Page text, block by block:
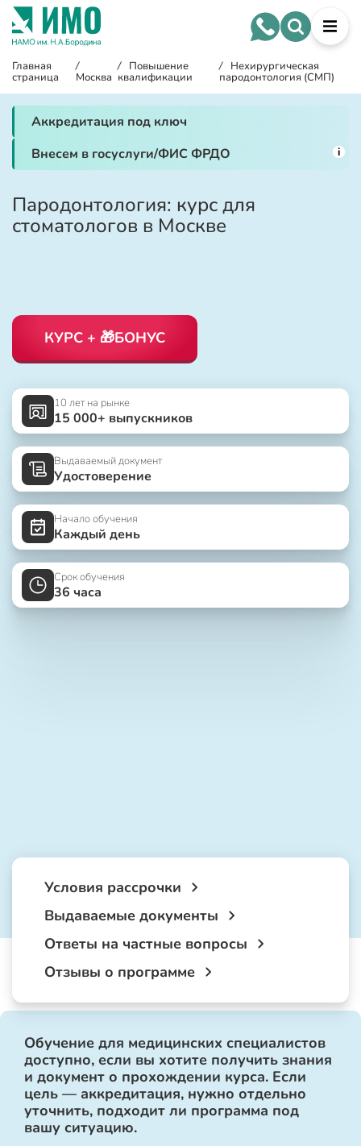
Главная
страница
/
Москва
/ Повышение
квалификации
/ Нехирургическая
пародонтология (СМП)
Аккредитация под ключ
Внесем в госуслуги/ФИС ФРДО
i
Пародонтология: курс для
стоматологов в Москве
КУРС + 🎁БОНУС
10 лет на рынке
15 000+ выпускников
Выдаваемый документ
Удостоверение
Начало обучения
Каждый день
Срок обучения
36 часа
Условия рассрочки
Выдаваемые документы
Ответы на частные вопросы
Отзывы о программе
Обучение для медицинских специалистов
доступно, если вы хотите получить знания
и документ о прохождении курса. Если
цель — аккредитация, нужно отдельно
уточнить, подходит ли программа под
вашу ситуацию.